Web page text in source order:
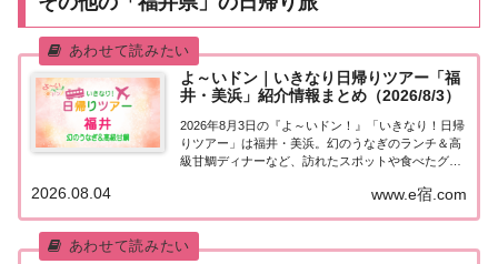
よ～いドン｜いきなり日帰りツアー「福
井・美浜」紹介情報まとめ（2026/8/3）
2026年8月3日の『よ～いドン！』「いきなり！日帰
りツアー」は福井・美浜。幻のうなぎのランチ＆高
級甘鯛ディナーなど、訪れたスポットや食べたグル
美浜」日帰りツアー麒麟・田村さんが街行く人にい
www.e宿.com
2026.08.04